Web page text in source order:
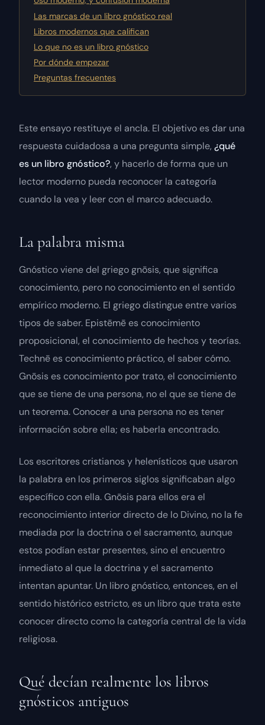
Las marcas de un libro gnóstico real
Libros modernos que califican
Lo que no es un libro gnóstico
Por dónde empezar
Preguntas frecuentes
Este ensayo restituye el ancla. El objetivo es dar una
respuesta cuidadosa a una pregunta simple, ¿qué
es un libro gnóstico?, y hacerlo de forma que un
lector moderno pueda reconocer la categoría
cuando la vea y leer con el marco adecuado.
La palabra misma
Gnóstico viene del griegognōsis, que significa
conocimiento, pero no conocimiento en el sentido
empírico moderno. El griego distingue entre varios
tipos de saber. Epistēmēes conocimiento
proposicional, el conocimiento de hechos y teorías.
Technēes conocimiento práctico, el saber cómo.
Gnōsises conocimiento por trato, el conocimiento
que se tiene de una persona, no el que se tiene de
un teorema. Conocer a una persona no es tener
información sobre ella; es haberla encontrado.
Los escritores cristianos y helenísticos que usaron
la palabra en los primeros siglos significaban algo
específico con ella.Gnōsis para ellos era el
reconocimiento interior directo de lo Divino, no la fe
mediada por la doctrina o el sacramento, aunque
estos podían estar presentes, sino el encuentro
inmediato al que la doctrina y el sacramento
intentan apuntar. Un libro gnóstico, entonces, en el
sentido histórico estricto, es un libro que trata este
conocer directo como la categoría central de la vida
religiosa.
Qué decían realmente los libros
gnósticos antiguos